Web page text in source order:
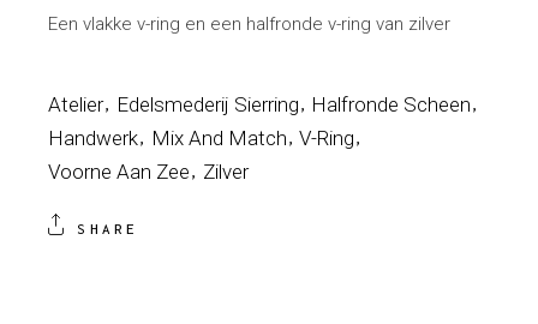
Een vlakke v-ring en een halfronde v-ring van zilver
Atelier Edelsmederij Sierring
Halfronde Scheen
Handwerk
Mix And Match V-Ring
Voorne Aan Zee
Zilver
SHARE